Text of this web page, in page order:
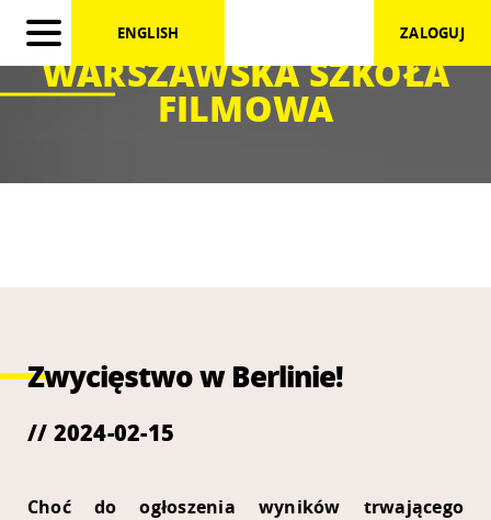
WARSZAWSKA SZKOŁA
FILMOWA
ENGLISH ZALOGUJ
Zwycięstwo w Berlinie!
// 2024-02-15
Choć do ogłoszenia wyników trwającego